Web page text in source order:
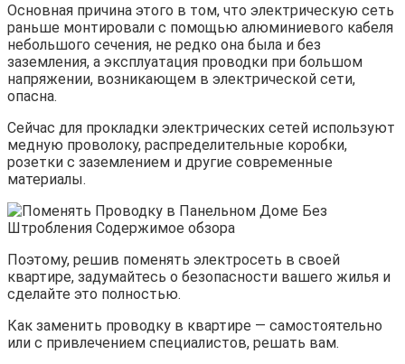
Основная причина этого в том, что электрическую сеть
раньше монтировали с помощью алюминиевого кабеля
небольшого сечения, не редко она была и без
заземления, а эксплуатация проводки при большом
напряжении, возникающем в электрической сети,
опасна.
Сейчас для прокладки электрических сетей используют
медную проволоку, распределительные коробки,
розетки с заземлением и другие современные
материалы.
Поэтому, решив поменять электросеть в своей
квартире, задумайтесь о безопасности вашего жилья и
сделайте это полностью.
Как заменить проводку в квартире — самостоятельно
или с привлечением специалистов, решать вам.